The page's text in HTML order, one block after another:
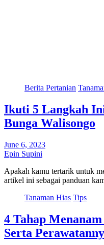
Berita Pertanian
Ikuti 5 Langkah
Bunga Walisongo
June 6, 2023
Epin Supini
Apakah kamu tertarik untuk
artikel ini sebagai panduan
Tanaman Hias Tips
4 Tahap
Serta